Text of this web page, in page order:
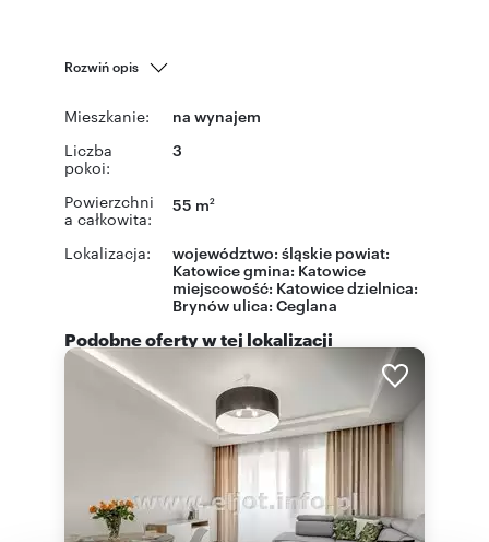
Rozwiń opis
Mieszkanie: na wynajem
Liczba
pokoi:
3
Powierzchni
a całkowita:
55 m2
Lokalizacja: województwo: śląskie powiat:
Katowicegmina: Katowice
miejscowość: Katowicedzielnica:
Brynów ulica: Ceglana
Podobne oferty w tej lokalizacji